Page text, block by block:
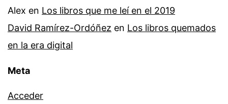
Alex en Los libros que me leí en el 2019
David Ramírez-Ordóñez en Los libros quemados
en la era digital
Meta
Acceder